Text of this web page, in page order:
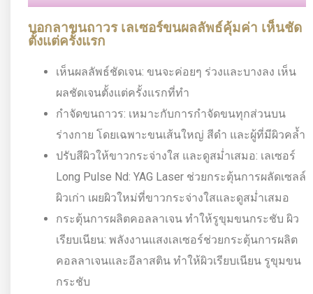
บอกลาขนถาวร เลเซอร์ขนผลลัพธ์คุ้มค่า เห็นชัด
ตั้งแต่ครั้งแรก
เห็นผลลัพธ์ชัดเจน: ขนจะค่อยๆ ร่วงและบางลง เห็น
ผลชัดเจนตั้งแต่ครั้งแรกที่ทำ
กำจัดขนถาวร: เหมาะกับการกำจัดขนทุกส่วนบน
ร่างกาย โดยเฉพาะขนเส้นใหญ่ สีดำ และผู้ที่มีผิวคล้ำ
ปรับสีผิวให้ขาวกระจ่างใส และดูสม่ำเสมอ: เลเซอร์
Long Pulse Nd: YAG Laser ช่วยกระตุ้นการผลัดเซลล์
ผิวเก่า เผยผิวใหม่ที่ขาวกระจ่างใสและดูสม่ำเสมอ
กระตุ้นการผลิตคอลลาเจน ทำให้รูขุมขนกระชับ ผิว
เรียบเนียน: พลังงานแสงเลเซอร์ช่วยกระตุ้นการผลิต
คอลลาเจนและอีลาสติน ทำให้ผิวเรียบเนียน รูขุมขน
กระชับ